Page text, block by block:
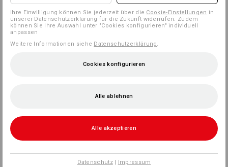
Ihre Einwilligung können Sie jederzeit über die Cookie-Einstellungen in
unserer Datenschutzerklärung für die Zukunft widerrufen. Zudem
können Sie Ihre Auswahl unter "Cookies konfigurieren" individuell
anpassen
Weitere Informationen siehe Datenschutzerklärung
Cookies konfigurieren
Alle ablehnen
Alle akzeptieren
Datenschutz| Impressum